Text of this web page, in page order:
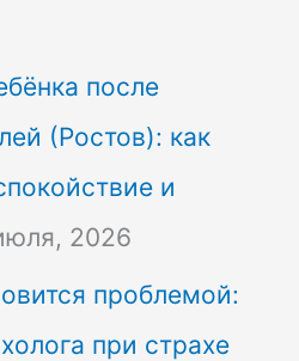
после
(Ростов): как
и
2026
проблемой:
при страхе